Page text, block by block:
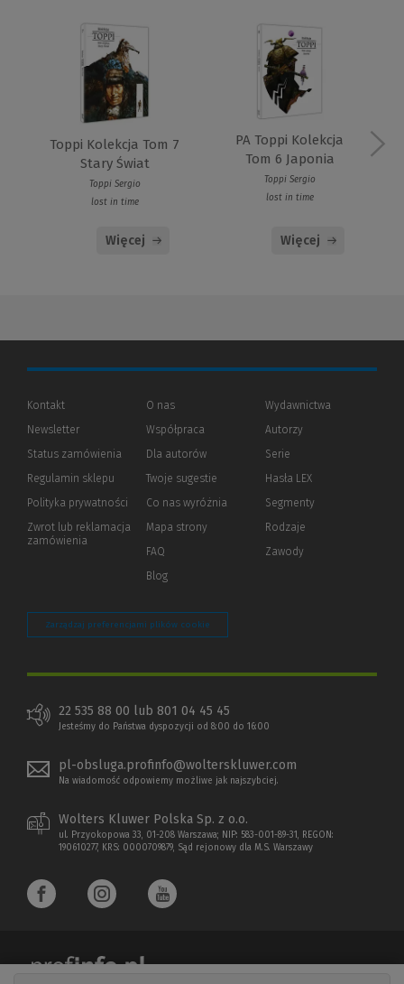
Toppi Kolekcja Tom 7
Stary Świat
Toppi Sergio
lost in time
Więcej
PA Toppi Kolekcja
Tom 6 Japonia
Toppi Sergio
lost in time
Więcej
Kontakt
Newsletter
Status zamówienia
Regulamin sklepu
Polityka prywatności (Nowe
(Link
innej
Zwrot lub reklamacja
zamówienia
O nas
Współpraca
Dla autorów(Nowe
(Link
innej
strony)
Twoje sugestie
Co nas wyróżnia
Mapa strony
FAQ
Blog
Wydawnictwa
Autorzy
Serie
Hasła LEX
Segmenty
Rodzaje
Zawody
Zarządzaj preferencjami plików cookie
22 535 88 00 lub 801 04 45 45
Jesteśmy do Państwa dyspozycji od 8:00 do 16:00
pl-obsluga.profinfo@wolterskluwer.com
Na wiadomość odpowiemy możliwe jak najszybciej.
Wolters Kluwer Polska Sp. z o.o.
ul. Przyokopowa 33, 01-208 Warszawa; NIP: 583-001-89-31, REGON:
190610277, KRS: 0000709879, Sąd rejonowy dla M.S. Warszawy